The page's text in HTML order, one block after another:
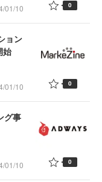
01/10 0
ョン
始
01/10 0
グ事
01/10 0